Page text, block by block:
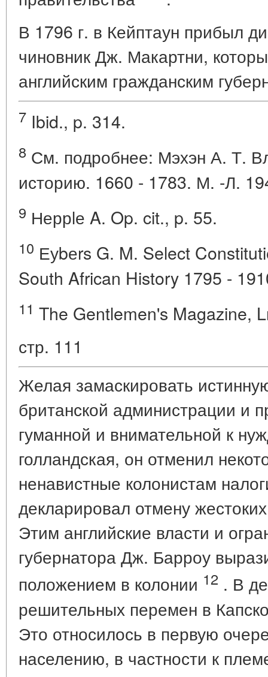
В 1796 г. в Кейптаун прибыл
чиновник Дж. Макартни,
английским гражданским
7 Ibid., p. 314.
8 См. подробнее: Мэхэн А. Т.
историю. 1660 - 1783. М. -Л.
9 Неррlе A. Op. cit., p. 55.
10 Еуbеrs G. M. Select
South African History 1795 -
11 The Gentlemen's Magazine,
стр. 111
Желая замаскировать
британской администрации и
гуманной и внимательной к
голландская, он отменил
ненавистные колонистам
декларировал отмену
Этим английские власти и
губернатора Дж. Барроу
положением в колонии 12 . В
решительных перемен в
Это относилось в первую
населению, в частности к